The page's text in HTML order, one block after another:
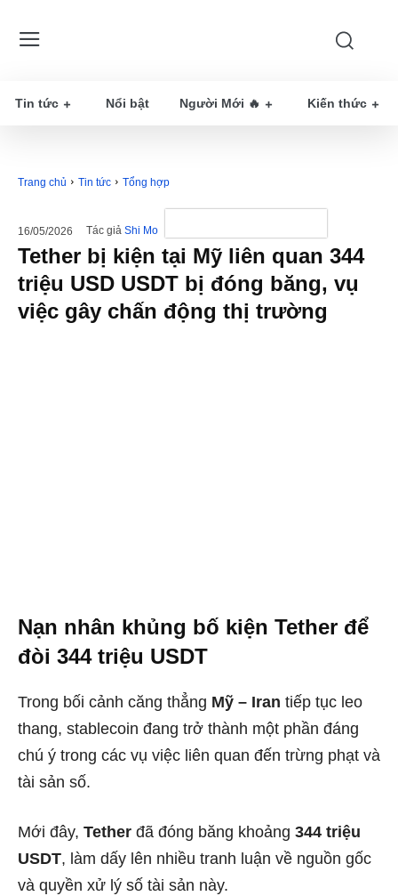
Tin tức Nổi bật Người Mới 🔥 Kiến thức
Trang chủ Tin tức Tổng hợp
16/05/2026 Tác giả Shi Mo
Tether bị kiện tại Mỹ liên quan 344
triệu USD USDT bị đóng băng, vụ
việc gây chấn động thị trường
Nạn nhân khủng bố kiện Tether để
đòi 344 triệu USDT
Trong bối cảnh căng thẳng Mỹ – Iran tiếp tục leo
thang, stablecoin đang trở thành một phần đáng
chú ý trong các vụ việc liên quan đến trừng phạt và
tài sản số.
Mới đây, Tether đã đóng băng khoảng 344 triệu
USDT, làm dấy lên nhiều tranh luận về nguồn gốc
và quyền xử lý số tài sản này.